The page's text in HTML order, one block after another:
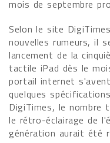
mois de septembre
Selon le site
nouvelles rumeurs, il
lancement de la
tactile iPad dès le
portail internet
quelques
DigiTimes, le nombre
le rétro-éclairage de
génération aurait été